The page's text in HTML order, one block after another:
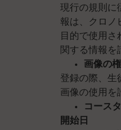
現行の規則に
報は、クロノ
目的で使用さ
関する情報を
画像の
登録の際、生
画像の使用を
コース
開始日